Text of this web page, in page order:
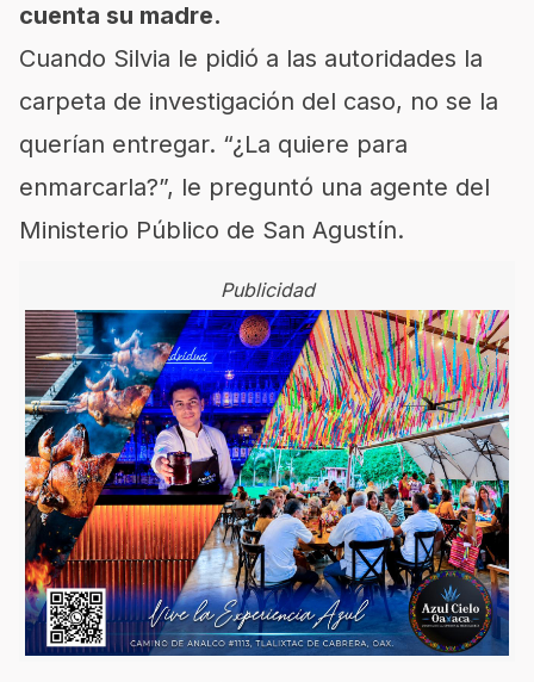
cuenta su madre.
Cuando Silvia le pidió a las autoridades la
carpeta de investigación del caso, no se la
querían entregar. “¿La quiere para
enmarcarla?”, le preguntó una agente del
Ministerio Público de San Agustín.
Publicidad